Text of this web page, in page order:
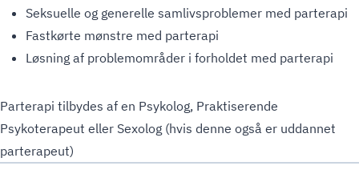
Seksuelle og generelle samlivsproblemer med parterapi
Fastkørte mønstre med parterapi
Løsning af problemområder i forholdet med parterapi
Parterapi tilbydes af en Psykolog, Praktiserende
Psykoterapeut eller Sexolog (hvis denne også er uddannet
parterapeut)